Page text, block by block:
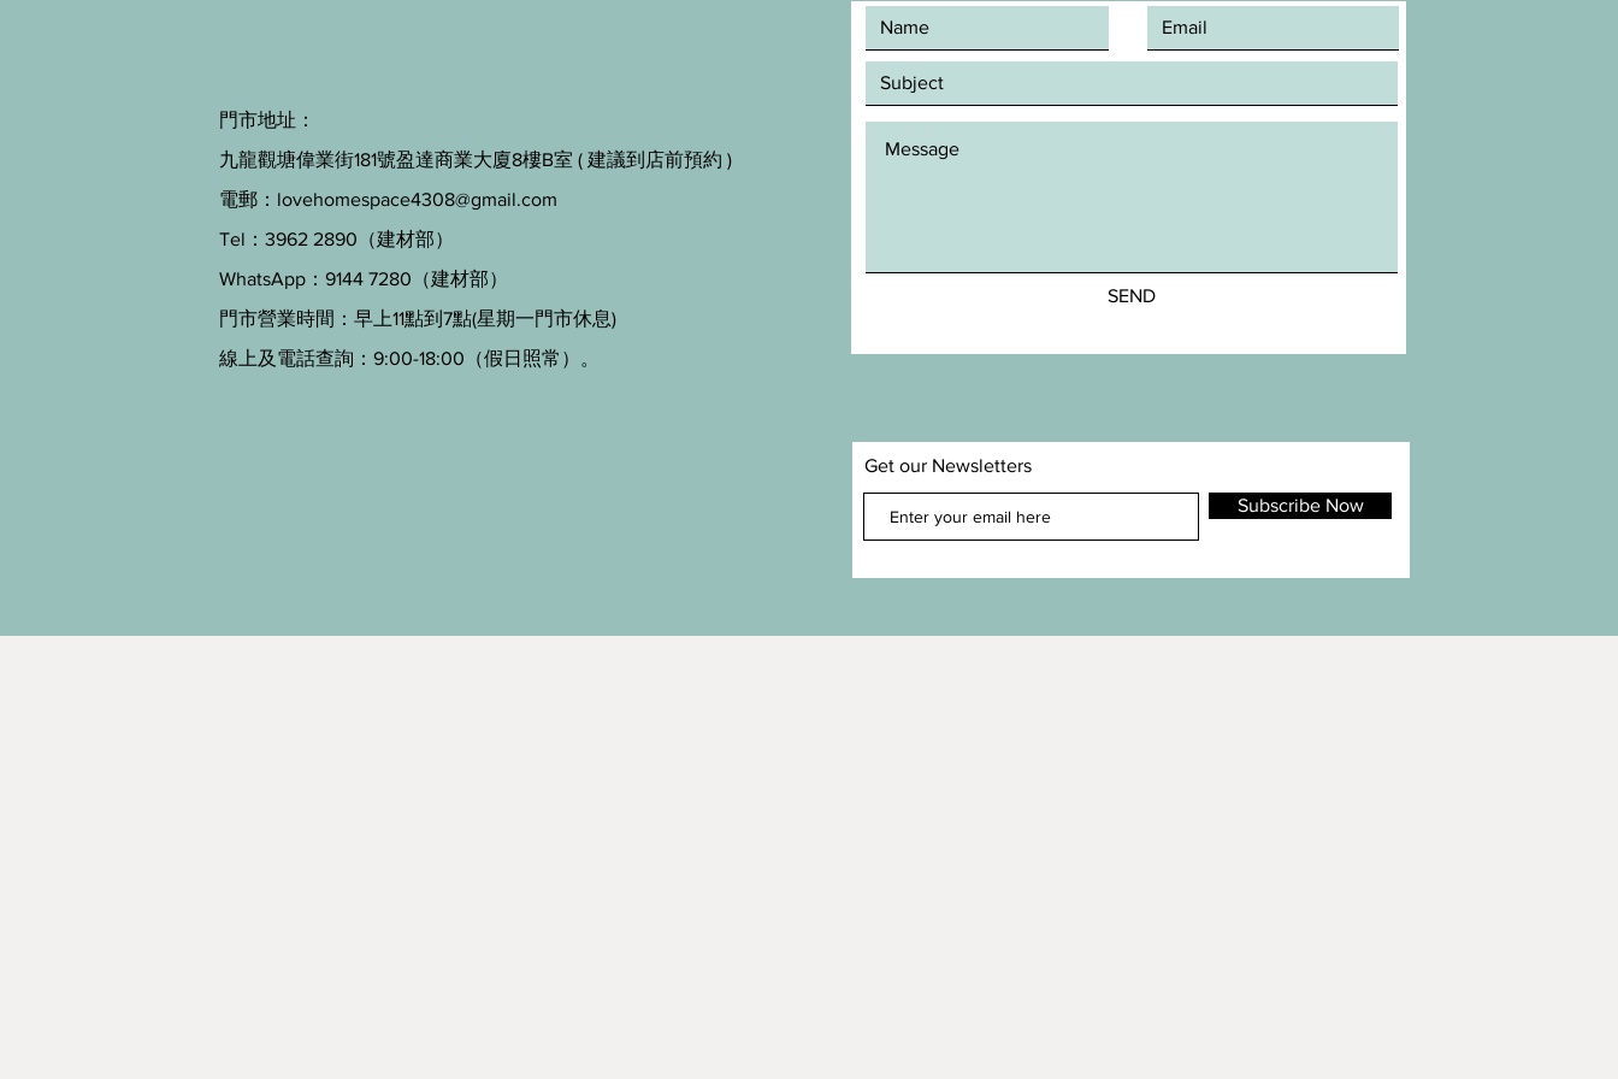
門市地址：
九龍觀塘偉業街181號盈達商業大廈8樓B室 ( 建議到店前預約 )
電郵： lovehomespace4308@gmail.com
Tel：3962 2890（建材部）
WhatsApp：9144 7280（建材部）
門市營業時間：早上11點到7點(星期一門市休息)
線上及電話查詢：9:00-18:00（假日照常）。
SEND
Get our Newsletters
Subscribe Now